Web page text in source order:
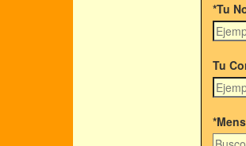
*Tu
Tu